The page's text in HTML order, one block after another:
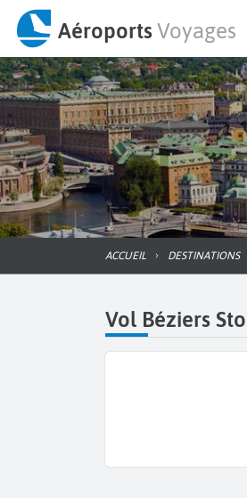
AéroportsVoyages
ACCUEIL DESTINATIONS
Vol Béziers